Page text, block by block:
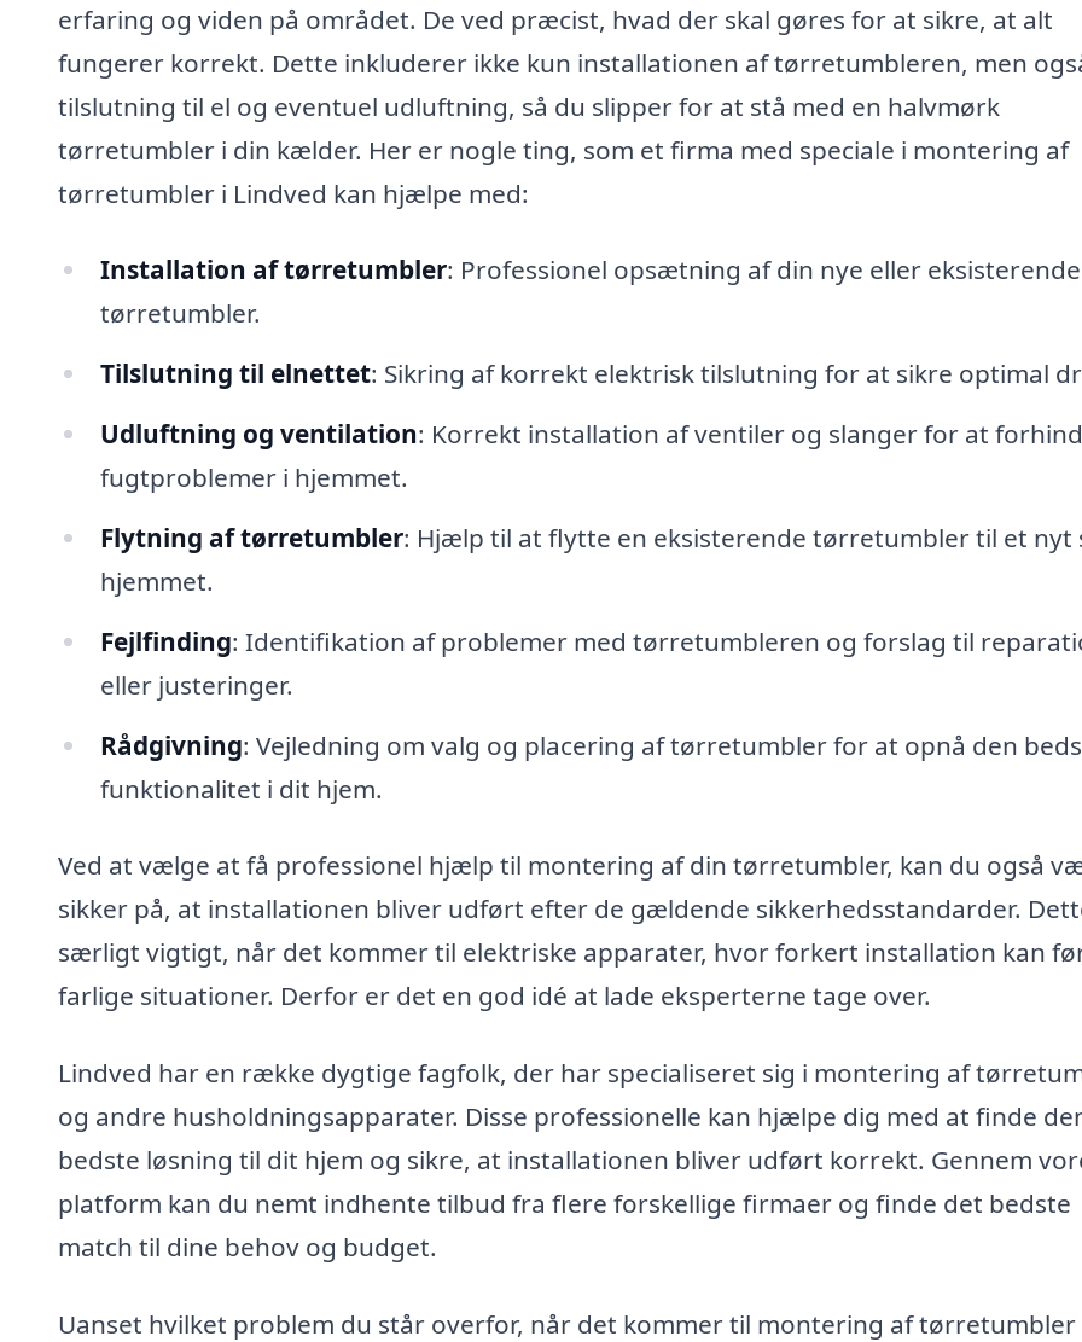
erfaring og viden på området. De ved præcist, hvad der skal gøres for at sikre, at alt
fungerer korrekt. Dette inkluderer ikke kun installationen af tørretumbleren, men
tilslutning til el og eventuel udluftning, så du slipper for at stå med en halvmørk
tørretumbler i din kælder. Her er nogle ting, som et firma med speciale i montering af
tørretumbler i Lindved kan hjælpe med:
Installation af tørretumbler: Professionel opsætning af din nye eller eksisterende
tørretumbler.
Tilslutning til elnettet: Sikring af korrekt elektrisk tilslutning for at sikre optimal
Udluftning og ventilation: Korrekt installation af ventiler og slanger for at
fugtproblemer i hjemmet.
Flytning af tørretumbler: Hjælp til at flytte en eksisterende tørretumbler til et nyt
hjemmet.
Fejlfinding: Identifikation af problemer med tørretumbleren og forslag til
eller justeringer.
Rådgivning: Vejledning om valg og placering af tørretumbler for at opnå den
funktionalitet i dit hjem.
Ved at vælge at få professionel hjælp til montering af din tørretumbler, kan du også
sikker på, at installationen bliver udført efter de gældende sikkerhedsstandarder.
særligt vigtigt, når det kommer til elektriske apparater, hvor forkert installation kan
farlige situationer. Derfor er det en god idé at lade eksperterne tage over.
Lindved har en række dygtige fagfolk, der har specialiseret sig i montering af
og andre husholdningsapparater. Disse professionelle kan hjælpe dig med at finde
bedste løsning til dit hjem og sikre, at installationen bliver udført korrekt. Gennem
platform kan du nemt indhente tilbud fra flere forskellige firmaer og finde det bedste
match til dine behov og budget.
Uanset hvilket problem du står overfor, når det kommer til montering af tørretumbler